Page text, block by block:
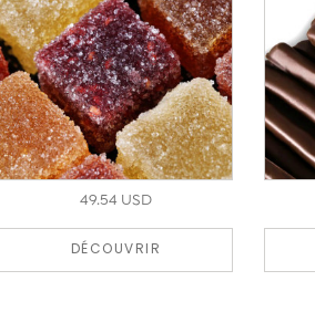
49.54 USD
DÉCOUVRIR